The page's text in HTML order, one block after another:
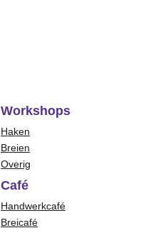
Workshops
Haken
Breien
Overig
Café
Handwerkcafé
Breicafé